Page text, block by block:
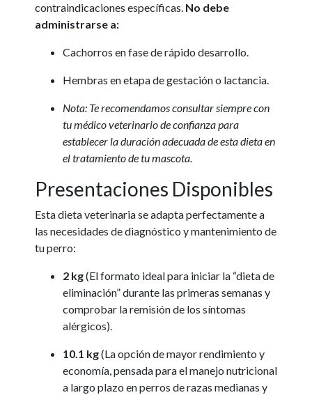
contraindicaciones específicas. No debe
administrarse a:
Cachorros en fase de rápido desarrollo.
Hembras en etapa de gestación o lactancia.
Nota: Te recomendamos consultar siempre con
tu médico veterinario de confianza para
establecer la duración adecuada de esta dieta en
el tratamiento de tu mascota.
Presentaciones Disponibles
Esta dieta veterinaria se adapta perfectamente a
las necesidades de diagnóstico y mantenimiento de
tu perro:
2 kg(El formato ideal para iniciar la “dieta de
eliminación” durante las primeras semanas y
comprobar la remisión de los síntomas
alérgicos).
10.1 kg(La opción de mayor rendimiento y
economía, pensada para el manejo nutricional
a largo plazo en perros de razas medianas y